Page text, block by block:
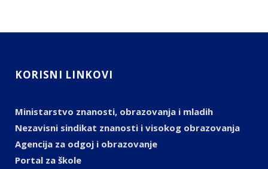
KORISNI LINKOVI
Ministarstvo znanosti, obrazovanja i mladih
Nezavisni sindikat znanosti i visokog obrazovanja
Agencija za odgoj i obrazovanje
Portal za škole